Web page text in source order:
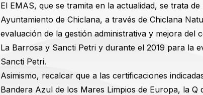
El EMAS, que se tramita en la actualidad, se trata
Ayuntamiento de Chiclana, a través de Chiclana
evaluación de la gestión administrativa y mejora del
La Barrosa y Sancti Petri y durante el 2019 para la
Sancti Petri.
Asimismo, recalcar que a las certificaciones
Bandera Azul de los Mares Limpios de Europa, la